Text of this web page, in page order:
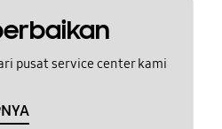
pusat service center kami